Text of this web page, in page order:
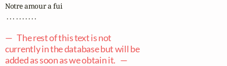
Notre amour a fui
. . . . . . . . . .
— The rest of this text is not
currently in the database but will be
added as soon as we obtain it. —